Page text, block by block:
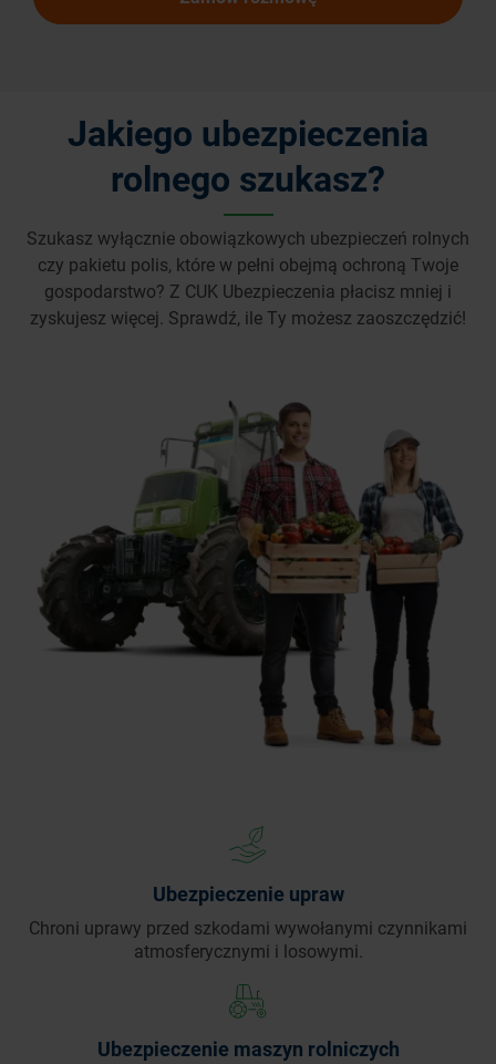
Jakiego ubezpieczenia
rolnego szukasz?
Szukasz wyłącznie obowiązkowych ubezpieczeń rolnych
czy pakietu polis, które w pełni obejmą ochroną Twoje
gospodarstwo? Z CUK Ubezpieczenia płacisz mniej i
zyskujesz więcej. Sprawdź, ile Ty możesz zaoszczędzić!
Ubezpieczenie upraw
Chroni uprawy przed szkodami wywołanymi czynnikami
atmosferycznymi i losowymi.
Ubezpieczenie maszyn rolniczych